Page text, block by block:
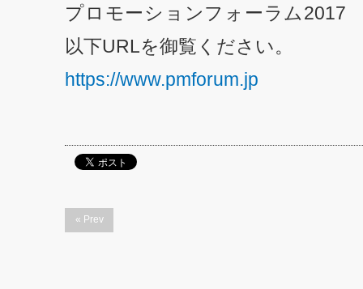
プロモーションフォーラム
以下URLを御覧ください。
https://www.pmforum.jp
« Prev